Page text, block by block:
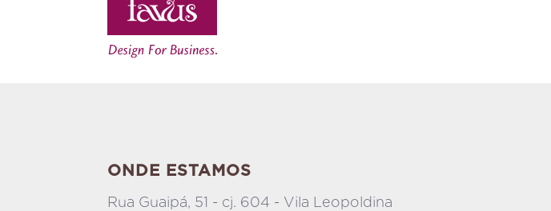
ONDE ESTAMOS
Rua Guaipá, 51 - cj. 604 - Vila Leopoldina